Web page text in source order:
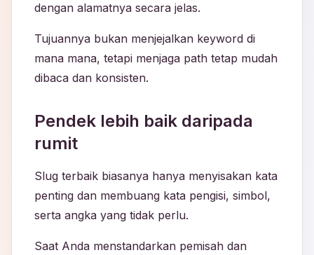
dengan alamatnya secara jelas.
Tujuannya bukan menjejalkan keyword di
mana mana, tetapi menjaga path tetap mudah
dibaca dan konsisten.
Pendek lebih baik daripada
rumit
Slug terbaik biasanya hanya menyisakan kata
penting dan membuang kata pengisi, simbol,
serta angka yang tidak perlu.
Saat Anda menstandarkan pemisah dan